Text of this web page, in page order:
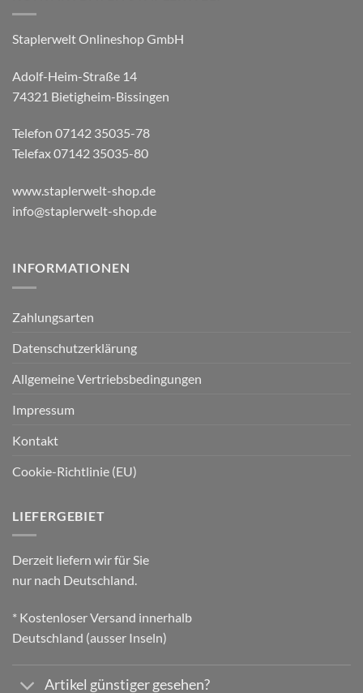
Staplerwelt Onlineshop GmbH
Adolf-Heim-Straße 14
74321 Bietigheim-Bissingen
Telefon 07142 35035-78
Telefax 07142 35035-80
www.staplerwelt-shop.de
info@staplerwelt-shop.de
INFORMATIONEN
Zahlungsarten
Datenschutzerklärung
Allgemeine Vertriebsbedingungen
Impressum
Kontakt
Cookie-Richtlinie (EU)
LIEFERGEBIET
Derzeit liefern wir für Sie
nur nach Deutschland.
* Kostenloser Versand innerhalb
Deutschland (ausser Inseln)
Artikel günstiger gesehen?